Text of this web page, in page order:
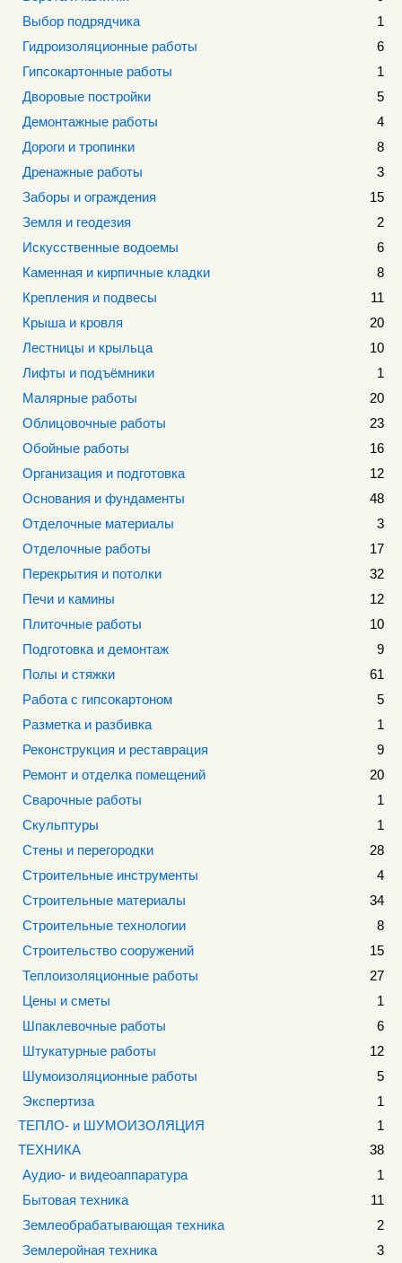
Выбор подрядчика
1
Гидроизоляционные работы
6
Гипсокартонные работы
1
Дворовые постройки
5
Демонтажные работы
4
Дороги и тропинки
8
Дренажные работы
3
Заборы и ограждения
15
Земля и геодезия
2
Искусственные водоемы
6
Каменная и кирпичные кладки
8
Крепления и подвесы
11
Крыша и кровля
20
Лестницы и крыльца
10
Лифты и подъёмники
1
Малярные работы
20
Облицовочные работы
23
Обойные работы
16
Организация и подготовка
12
Основания и фундаменты
48
Отделочные материалы
3
Отделочные работы
17
Перекрытия и потолки
32
Печи и камины
12
Плиточные работы
10
Подготовка и демонтаж
9
Полы и стяжки
61
Работа с гипсокартоном
5
Разметка и разбивка
1
Реконструкция и реставрация
9
Ремонт и отделка помещений
20
Сварочные работы
1
Скульптуры
1
Стены и перегородки
28
Строительные инструменты
4
Строительные материалы
34
Строительные технологии
8
Строительство сооружений
15
Теплоизоляционные работы
27
Цены и сметы
1
Шпаклевочные работы
6
Штукатурные работы
12
Шумоизоляционные работы
5
Экспертиза
1
ТЕПЛО- и ШУМОИЗОЛЯЦИЯ
1
ТЕХНИКА
38
Аудио- и видеоаппаратура
1
Бытовая техника
11
Землеобрабатывающая техника
2
Землеройная техника
3